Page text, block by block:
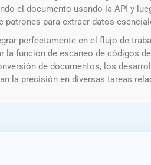
el documento usando la API y
para extraer datos
perfectamente en el flujo de
función de escaneo de códigos
de documentos, los
la precisión en diversas tareas